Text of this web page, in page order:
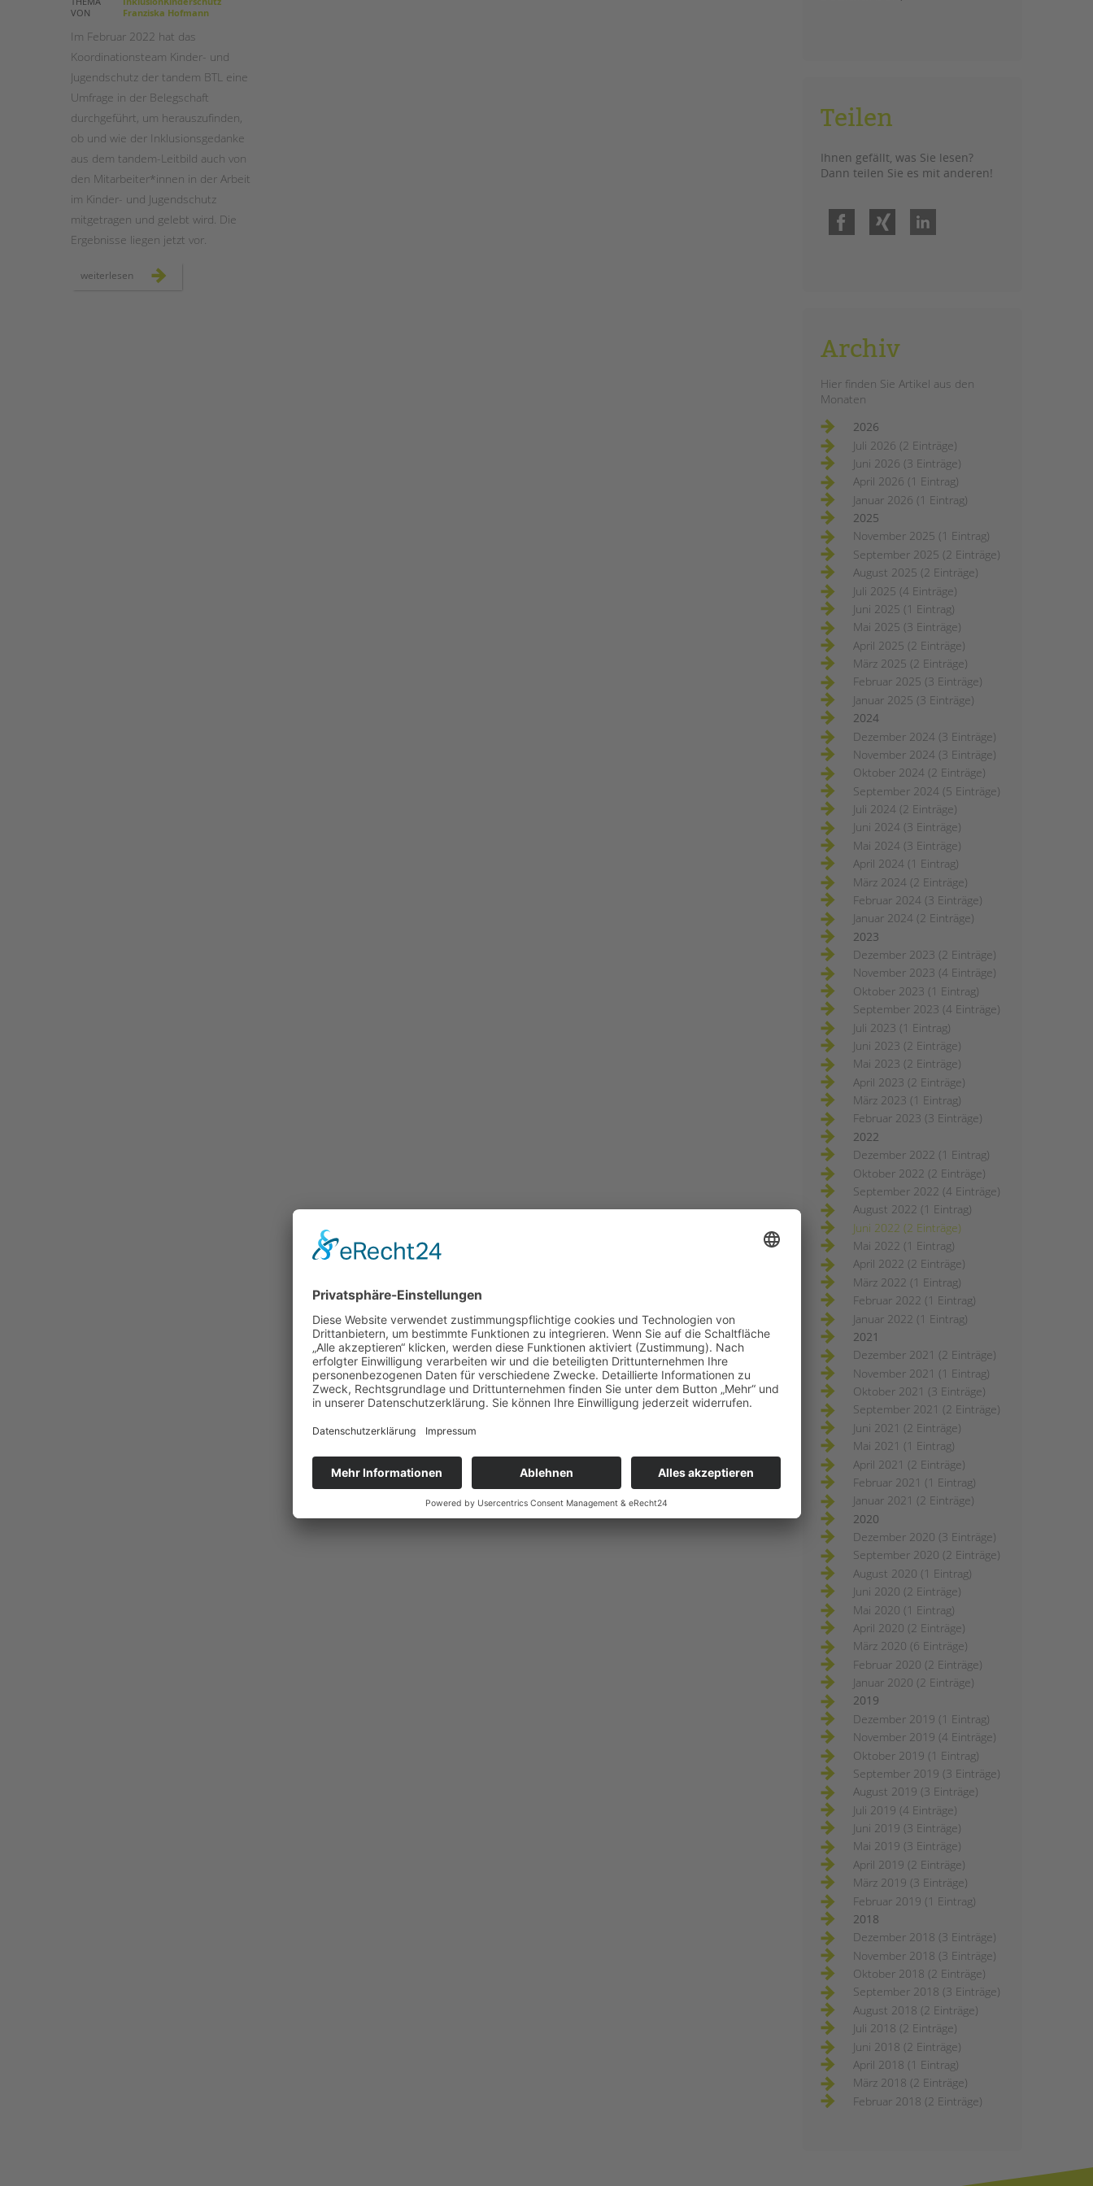
VON
Franziska Hofmann
Im Februar 2022 hat das
Koordinationsteam Kinder- und
Jugendschutz der tandem BTL eine
Umfrage in der Belegschaft
durchgeführt, um herauszufinden,
ob und wie der Inklusionsgedanke
aus dem tandem-Leitbild auch von
den Mitarbeiter*innen in der Arbeit
im Kinder- und Jugendschutz
mitgetragen und gelebt wird. Die
Ergebnisse liegen jetzt vor.
weiterlesen umfrage
Teilen
Ihnen gefällt, was Sie lesen?
Dann teilen Sie es mit anderen!
Facebook
Archiv
Hier finden Sie Artikel aus den
Monaten
2026
Juli 2026 (2 Einträge)
Juni 2026 (3 Einträge)
April 2026 (1 Eintrag)
Januar 2026 (1 Eintrag)
2025
November 2025 (1 Eintrag)
September 2025 (2 Einträge)
August 2025 (2 Einträge)
Juli 2025 (4 Einträge)
Juni 2025 (1 Eintrag)
Mai 2025 (3 Einträge)
April 2025 (2 Einträge)
März 2025 (2 Einträge)
Februar 2025 (3 Einträge)
Januar 2025 (3 Einträge)
2024
Dezember 2024 (3 Einträge)
November 2024 (3 Einträge)
Oktober 2024 (2 Einträge)
September 2024 (5 Einträge)
Juli 2024 (2 Einträge)
Juni 2024 (3 Einträge)
Mai 2024 (3 Einträge)
April 2024 (1 Eintrag)
März 2024 (2 Einträge)
Februar 2024 (3 Einträge)
Januar 2024 (2 Einträge)
2023
Dezember 2023 (2 Einträge)
November 2023 (4 Einträge)
Oktober 2023 (1 Eintrag)
September 2023 (4 Einträge)
Juli 2023 (1 Eintrag)
Juni 2023 (2 Einträge)
Mai 2023 (2 Einträge)
April 2023 (2 Einträge)
März 2023 (1 Eintrag)
Februar 2023 (3 Einträge)
2022
Dezember 2022 (1 Eintrag)
Oktober 2022 (2 Einträge)
September 2022 (4 Einträge)
August 2022 (1 Eintrag)
Juni 2022 (2 Einträge)
Mai 2022 (1 Eintrag)
April 2022 (2 Einträge)
März 2022 (1 Eintrag)
Februar 2022 (1 Eintrag)
Januar 2022 (1 Eintrag)
2021
Dezember 2021 (2 Einträge)
November 2021 (1 Eintrag)
Oktober 2021 (3 Einträge)
September 2021 (2 Einträge)
Juni 2021 (2 Einträge)
Mai 2021 (1 Eintrag)
April 2021 (2 Einträge)
Februar 2021 (1 Eintrag)
Januar 2021 (2 Einträge)
2020
Dezember 2020 (3 Einträge)
September 2020 (2 Einträge)
August 2020 (1 Eintrag)
Juni 2020 (2 Einträge)
Mai 2020 (1 Eintrag)
April 2020 (2 Einträge)
März 2020 (6 Einträge)
Februar 2020 (2 Einträge)
Januar 2020 (2 Einträge)
2019
Dezember 2019 (1 Eintrag)
November 2019 (4 Einträge)
Oktober 2019 (1 Eintrag)
September 2019 (3 Einträge)
August 2019 (3 Einträge)
Juli 2019 (4 Einträge)
Juni 2019 (3 Einträge)
Mai 2019 (3 Einträge)
April 2019 (2 Einträge)
März 2019 (3 Einträge)
Februar 2019 (1 Eintrag)
2018
Dezember 2018 (3 Einträge)
November 2018 (3 Einträge)
Oktober 2018 (2 Einträge)
September 2018 (3 Einträge)
August 2018 (2 Einträge)
Juli 2018 (2 Einträge)
Juni 2018 (2 Einträge)
April 2018 (1 Eintrag)
März 2018 (2 Einträge)
Februar 2018 (2 Einträge)